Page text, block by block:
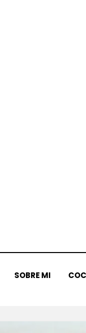
SOBRE MI